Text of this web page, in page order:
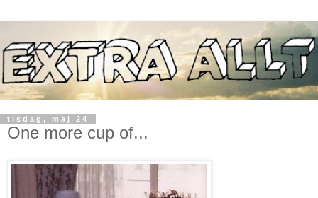
tisdag, maj 24
One more cup of...